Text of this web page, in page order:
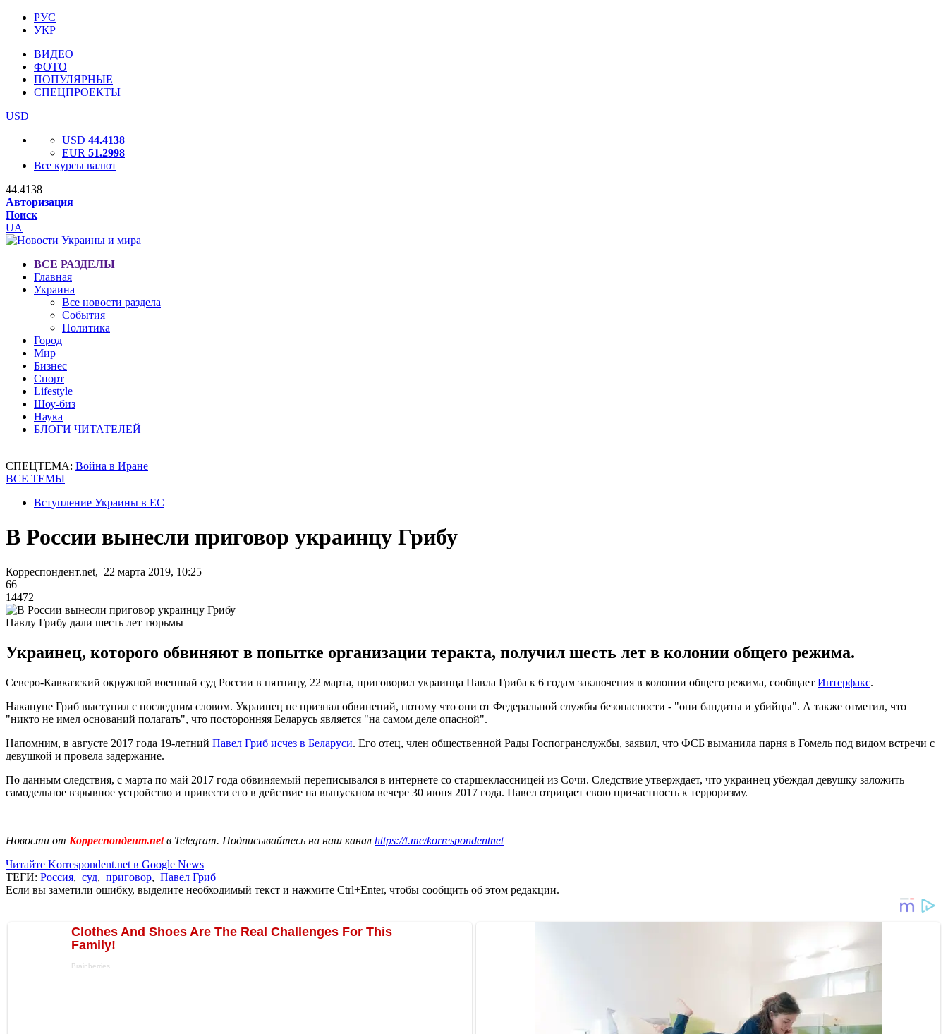
РУС
УКР
ВИДЕО
ФОТО
ПОПУЛЯРНЫЕ
СПЕЦПРОЕКТЫ
USD
USD 44.4138
EUR 51.2998
Все курсы валют
44.4138
Авторизация
Поиск
UA
ВСЕ РАЗДЕЛЫ
Главная
Украина
Все новости раздела
События
Политика
Город
Мир
Бизнес
Спорт
Lifestyle
Шоу-биз
Наука
БЛОГИ ЧИТАТЕЛЕЙ
СПЕЦТЕМА: Война в Иране
ВСЕ ТЕМЫ
Вступление Украины в ЕС
В России вынесли приговор украинцу Грибу
Корреспондент.net, 22 марта 2019, 10:25
66
14472
Павлу Грибу дали шесть лет тюрьмы
Украинец, которого обвиняют в попытке организации теракта, получил шесть лет в колонии общего режима.
Северо-Кавказский окружной военный суд России в пятницу, 22 марта, приговорил украинца Павла Гриба к 6 годам заключения в колонии общего режима, сообщает Интерфакс.
Накануне Гриб выступил с последним словом. Украинец не признал обвинений, потому что они от Федеральной службы безопасности - "они бандиты и убийцы". А также отметил, что
"никто не имел оснований полагать", что посторонняя Беларусь является "на самом деле опасной".
Напомним, в августе 2017 года 19-летний Павел Гриб исчез в Беларуси. Его отец, член общественной Рады Госпогранслужбы, заявил, что ФСБ выманила парня в Гомель под видом встречи с
девушкой и провела задержание.
По данным следствия, с марта по май 2017 года обвиняемый переписывался в интернете со старшеклассницей из Сочи. Следствие утверждает, что украинец убеждал девушку заложить
самодельное взрывное устройство и привести его в действие на выпускном вечере 30 июня 2017 года. Павел отрицает свою причастность к терроризму.
Новости от Корреспондент.netв Telegram. Подписывайтесь на наш канал https://t.me/korrespondentnet
Читайте Korrespondent.net в Google News
ТЕГИ: Россия, суд, приговор, Павел Гриб
Если вы заметили ошибку, выделите необходимый текст и нажмите Ctrl+Enter, чтобы сообщить об этом редакции.